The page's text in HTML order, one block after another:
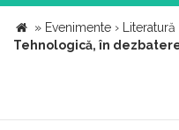
» Evenimente › Literatură
Tehnologică, în